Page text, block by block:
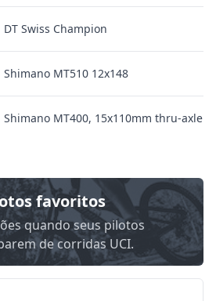
DT Swiss Champion
Shimano MT510 12x148
Shimano MT400, 15x110mm thru-axle
favoritos
quando seus pilotos
de corridas UCI.